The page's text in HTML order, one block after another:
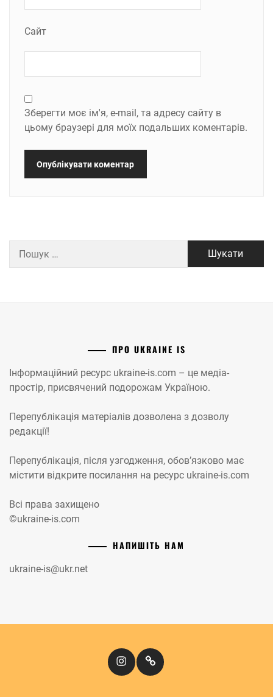
Сайт
Зберегти моє ім'я, e-mail, та адресу сайту в
цьому браузері для моїх подальших коментарів.
ПРО UKRAINE IS
Інформаційний ресурс ukraine-is.com – це медіа-
простір, присвячений подорожам Україною.
Перепублікація матеріалів дозволена з дозволу
редакції!
Перепублікація, після узгодження, обов’язково має
містити відкрите посилання на ресурс ukraine-is.com
Всі права захищено
©ukraine-is.com
НАПИШІТЬ НАМ
ukraine-is@ukr.net
InstagramКіномандри